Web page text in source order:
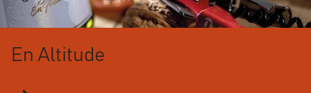
En Altitude